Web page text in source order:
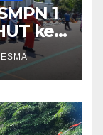
1
ke-
in